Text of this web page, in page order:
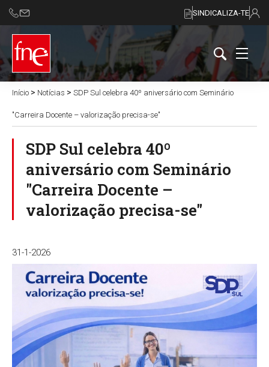
SINDICALIZA-TE
Início > Notícias > SDP Sul celebra 40º aniversário com Seminário
"Carreira Docente – valorização precisa-se"
SDP Sul celebra 40º
aniversário com Seminário
"Carreira Docente –
valorização precisa-se"
31-1-2026